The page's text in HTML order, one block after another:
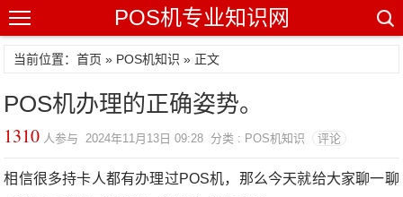
POS机专业知识网
当前位置：首页 » POS机知识 » 正文
POS机办理的正确姿势。
1310 人参与 2024年11月13日 09:28 分类 : POS机知识 评论
相信很多持卡人都有办理过POS机，那么今天就给大家聊一聊